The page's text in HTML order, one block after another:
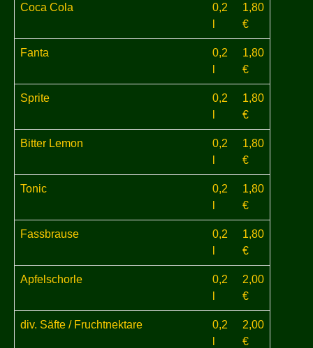
Coca Cola
0,2
1,80
€
Fanta
0,2
1,80
€
Sprite
0,2
1,80
€
Bitter Lemon
0,2
1,80
€
Tonic
0,2
1,80
€
Fassbrause
0,2
1,80
€
Apfelschorle
0,2
2,00
€
div. Säfte / Fruchtnektare
0,2
2,00
€